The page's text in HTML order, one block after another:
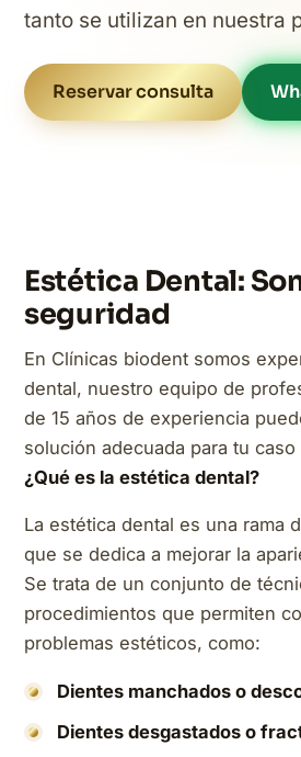
tanto se utilizan en nuestra
Reservar consulta
Estética Dental:
seguridad
En Clínicas biodent somos
dental, nuestro equipo de
de 15 años de experiencia
solución adecuada para tu caso
¿Qué es la estética dental?
La estética dental es una rama
que se dedica a mejorar la
Se trata de un conjunto de
procedimientos que permiten
problemas estéticos, como:
Dientes manchados o
Dientes desgastados o